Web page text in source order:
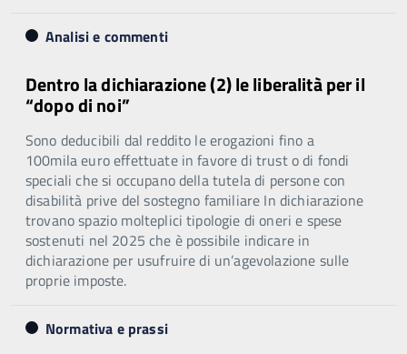
Analisi e commenti
Dentro la dichiarazione (2) le liberalità per il
“dopo di noi”
Sono deducibili dal reddito le erogazioni fino a
100mila euro effettuate in favore di trust o di fondi
speciali che si occupano della tutela di persone con
disabilità prive del sostegno familiare In dichiarazione
trovano spazio molteplici tipologie di oneri e spese
sostenuti nel 2025 che è possibile indicare in
dichiarazione per usufruire di un’agevolazione sulle
proprie imposte.
Normativa e prassi